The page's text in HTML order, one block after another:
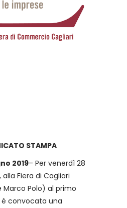
STAMPA
2019– Per venerdì 28
Fiera di Cagliari
Marco Polo) al primo
è convocata una